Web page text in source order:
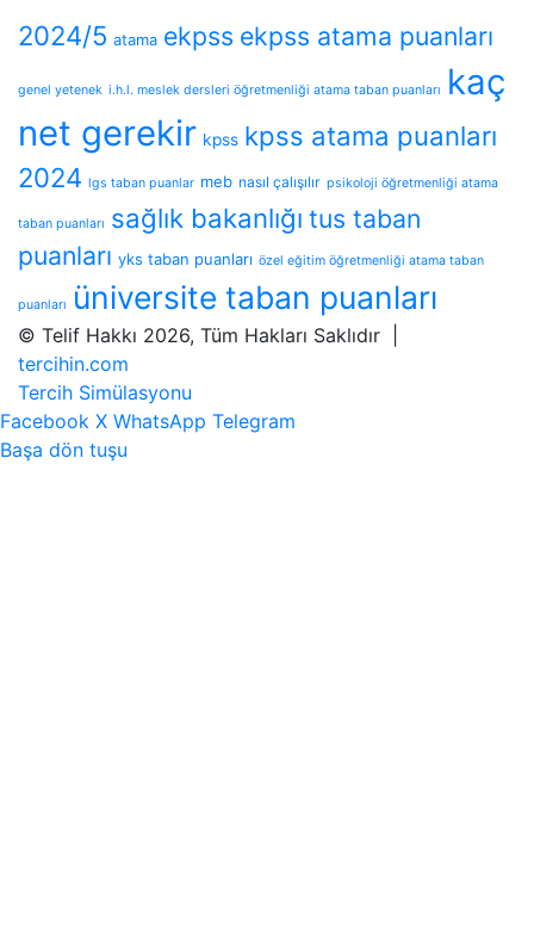
2024/5 atama ekpss ekpss atama puanları
genel yetenek i.h.l. meslek dersleri öğretmenliği atama taban puanları
kaç
net gerekir kpss kpss atama puanları
2024 lgs taban puanlar meb nasıl çalışılır psikoloji öğretmenliği atama
taban puanları sağlık bakanlığı tus taban
puanları yks taban puanları özel eğitim öğretmenliği atama taban
puanları üniversite taban puanları
© Telif Hakkı 2026, Tüm Hakları Saklıdır |
tercihin.com
Tercih Simülasyonu
Facebook X WhatsApp Telegram
Başa dön tuşu